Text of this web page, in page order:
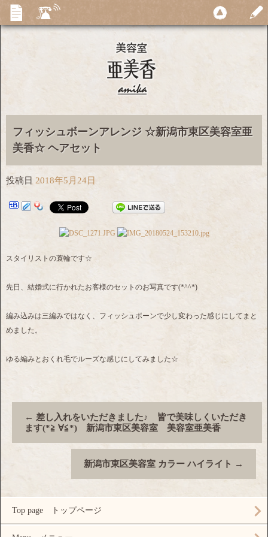
フィッシュボーンアレンジ ☆新潟市東区美容室亜
美香☆ ヘアセット
投稿日 2018年5月24日
スタイリストの蓑輪です☆
先日、結婚式に行かれたお客様のセットのお写真です(*^^*)
編み込みは三編みではなく、フィッシュボーンで少し変わった感じにしてまと
めました。
ゆる編みとおくれ毛でルーズな感じにしてみました☆
← 差し入れをいただきました♪ 皆で美味しくいただき
ます(*≧ ∀≦*) 新潟市東区美容室 美容室亜美香
新潟市東区美容室 カラー ハイライト →
Top page トップページ